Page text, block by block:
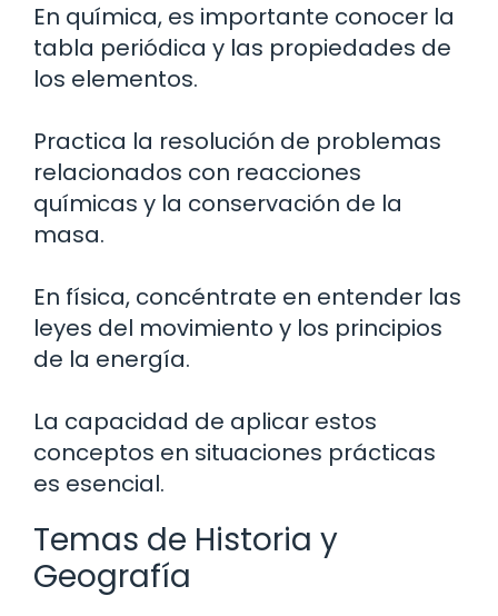
En química, es importante conocer la
tabla periódica y las propiedades de
los elementos.
Practica la resolución de problemas
relacionados con reacciones
químicas y la conservación de la
masa.
En física, concéntrate en entender las
leyes del movimiento y los principios
de la energía.
La capacidad de aplicar estos
conceptos en situaciones prácticas
es esencial.
Temas de Historia y
Geografía